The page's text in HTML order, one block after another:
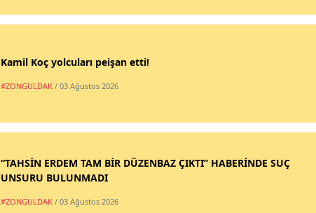
Kamil Koç yolcuları peişan etti!
#ZONGULDAK / 03 Ağustos 2026
“TAHSİN ERDEM TAM BİR DÜZENBAZ ÇIKTI” HABERİNDE SUÇ
UNSURU BULUNMADI
#ZONGULDAK / 03 Ağustos 2026